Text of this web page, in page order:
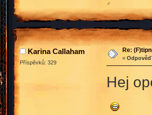
♂
Karina Callaham
Příspěvků: 329
Re:
« Odpověď
Hej